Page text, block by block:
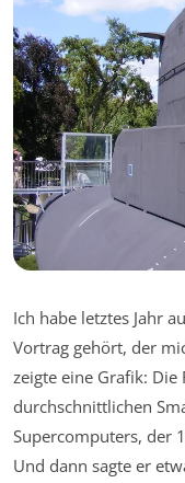
Ich habe letztes Jahr
Vortrag gehört, der
zeigte eine Grafik: Die
durchschnittlichen
Supercomputers, der
Und dann sagte er